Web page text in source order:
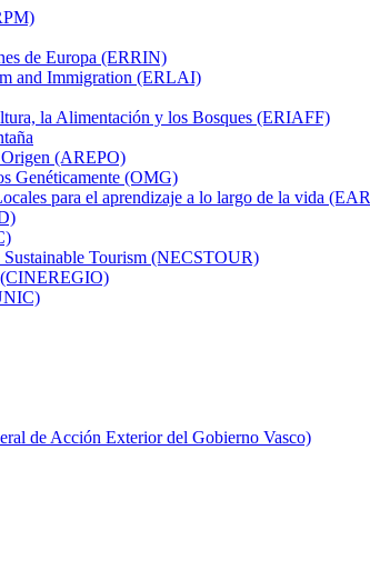
de Europa (ERRIN)
and Immigration (ERLAI)
la Alimentación y los Bosques (ERIAFF)
Origen (AREPO)
Genéticamente (OMG)
para el aprendizaje a lo largo de la vida
Tourism (NECSTOUR)
(CINEREGIO)
de Acción Exterior del Gobierno Vasco)